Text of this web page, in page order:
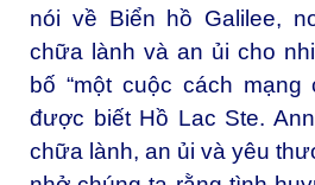
nói về Biển hồ Galilee,
chữa lành và an ủi cho
bố “một cuộc cách mạng
được biết Hồ Lac Ste.
chữa lành, an ủi và yêu